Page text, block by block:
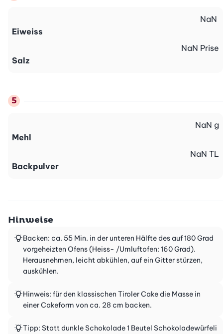
Eiweiss
NaN
Salz
NaN Prise
Mehl
NaN g
Backpulver
NaN TL
Hinweise
Backen: ca. 55 Min. in der unteren Hälfte des auf 180 Grad
vorgeheizten Ofens (Heiss- /Umluftofen: 160 Grad).
Herausnehmen, leicht abkühlen, auf ein Gitter stürzen,
auskühlen.
Hinweis: für den klassischen Tiroler Cake die Masse in
einer Cakeform von ca. 28 cm backen.
Tipp: Statt dunkle Schokolade 1 Beutel Schokoladewürfeli